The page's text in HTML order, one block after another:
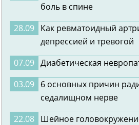
боль в спине
28.09 Как ревматоидный
депрессией и тревогой
07.09 Диабетическая
03.09 6 основных причин
седалищном нерве
22.08 Шейное